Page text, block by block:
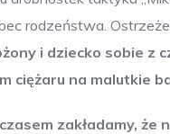
rodzeństwa.
i dziecko sobie
ciężaru na malutkie
zakładamy, że